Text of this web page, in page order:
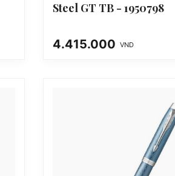
Steel GT TB - 1950798
4.415.000 VND